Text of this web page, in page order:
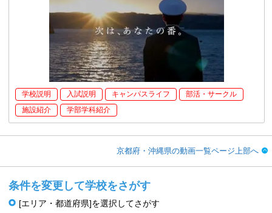
学校説明 入試説明 キャンパスライフ
部活・サークル
施設紹介
学部学科紹介
京都府・沖縄県の動画一覧ページ上部へ
条件を変更して学校をさがす
[エリア・都道府県]を選択してさがす